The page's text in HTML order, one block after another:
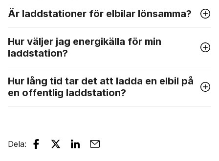
Är laddstationer för elbilar lönsamma?
Hur väljer jag energikälla för min
laddstation?
Hur lång tid tar det att ladda en elbil på
en offentlig laddstation?
Dela: